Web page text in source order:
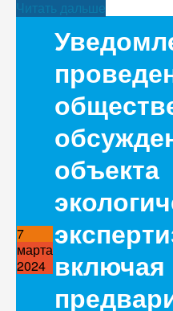
Читать дальше
7
марта
2024
объекта
включая